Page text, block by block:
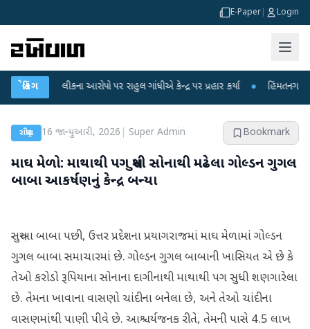
E-Paper Login
બ્રેકિંગ
પરીક્ષા લીકના આરોપો પર રાહુલ ગાંધીએ કેન્દ્ર પર પ્રહાર કર્યા ● હિંમતનગરમાં
રાષ્ટ્રીય 16 જાન્યુઆરી, 2026 Super Admin Bookmark
માઘ મેળો: માથાથી પગ સુધી સોનાથી મઢેલા ગોલ્ડન ગુગલ
બાબા આકર્ષણનું કેન્દ્ર બન્યા
સત્તુઆ બાબા પછી, ઉત્તર પ્રદેશના પ્રયાગરાજમાં માઘ મેળામાં ગોલ્ડન
ગુગલ બાબા સમાચારમાં છે. ગોલ્ડન ગુગલ બાબાની ખાસિયત એ છે કે
તેઓ કરોડો રૂપિયાના સોનાના દાગીનાથી માથાથી પગ સુધી શણગારેલા
છે. તેમના ખાવાના વાસણો ચાંદીના બનેલા છે, અને તેઓ ચાંદીના
વાસણમાંથી પાણી પીવે છે. આશ્ચર્યજનક રીતે, તેમની પાસે 4.5 લાખ